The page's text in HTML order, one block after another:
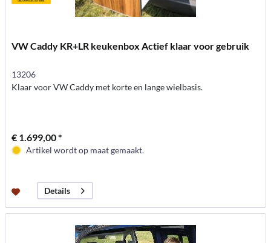
VW Caddy KR+LR keukenbox Actief klaar voor gebruik
13206
Klaar voor VW Caddy met korte en lange wielbasis.
€ 1.699,00 *
Artikel wordt op maat gemaakt.
Details